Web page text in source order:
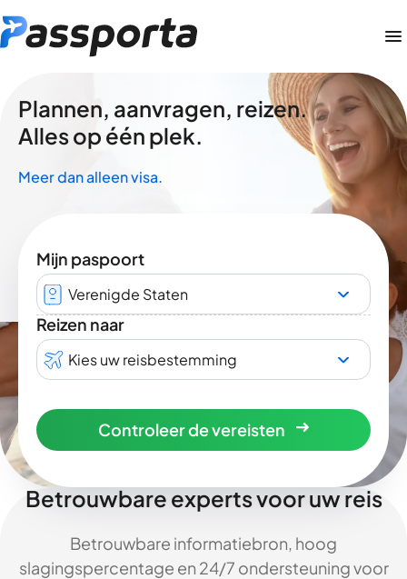
Plannen, aanvragen, reizen.
Alles op één plek.
Meer dan alleen visa.
Mijn paspoort
Verenigde Staten
Reizen naar
Kies uw reisbestemming
Controleer de vereisten
Betrouwbare experts voor uw reis
Betrouwbare informatiebron, hoog
slagingspercentage en 24/7 ondersteuning voor